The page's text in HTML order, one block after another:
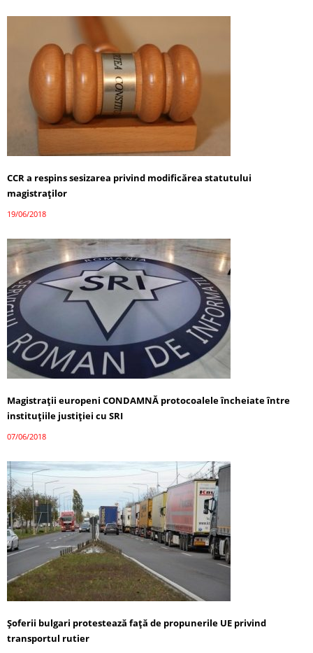
CCR a respins sesizarea privind modificărea statutului
magistraților
19/06/2018
Magistraţii europeni CONDAMNĂ protocoalele încheiate între
instituţiile justiției cu SRI
07/06/2018
Șoferii bulgari protestează faţă de propunerile UE privind
transportul rutier